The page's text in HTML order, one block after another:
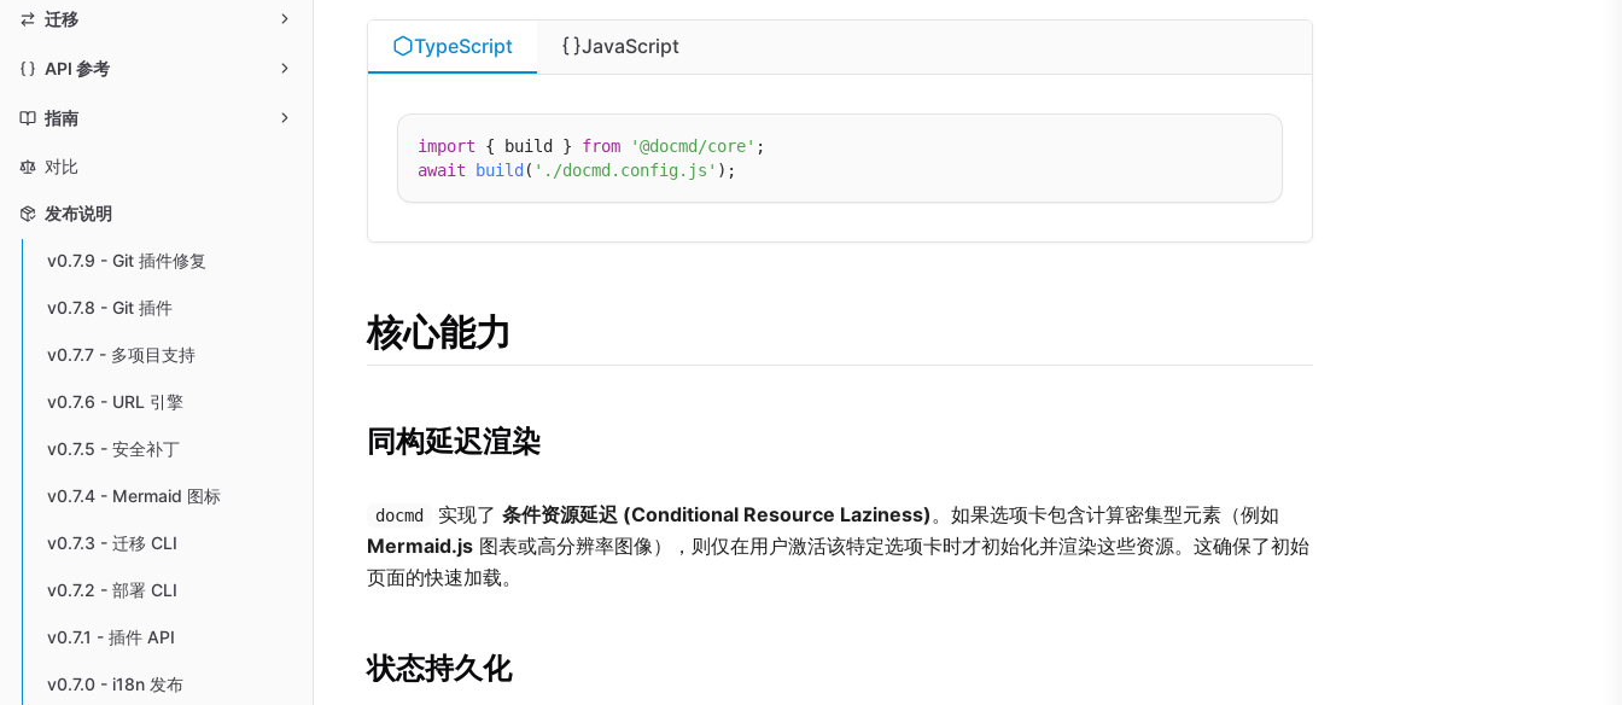
迁移
API 参考
指南
对比
发布说明
v0.7.9 - Git 插件修复
v0.7.8 - Git 插件
v0.7.7 - 多项目支持
v0.7.6 - URL 引擎
v0.7.5 - 安全补丁
v0.7.4 - Mermaid 图标
v0.7.3 - 迁移 CLI
v0.7.2 - 部署 CLI
v0.7.1 - 插件 API
v0.7.0 - i18n 发布
TypeScript JavaScript
import { build } from '@docmd/core'
await
build ( './docmd.config.js'
核心能力
同构延迟渲染
docmd 实现了条件资源延迟 (Conditional Resource Laziness)。如果选项卡包含计算密集型元素（例如
Mermaid.js 图表或高分辨率图像），则仅在用户激活该特定选项卡时才初始化并渲染这些资源。这确保了初始
页面的快速加载。
状态持久化